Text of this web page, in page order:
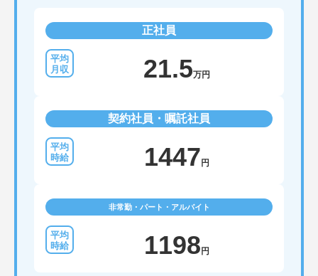
正社員
21.5万円
契約社員・嘱託社員
1447円
非常勤・パート・アルバイト
1198円